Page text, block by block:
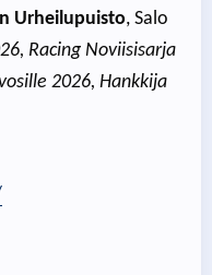
Urheilupuisto, Salo
Racing Noviisisarja
2026, Hankkija